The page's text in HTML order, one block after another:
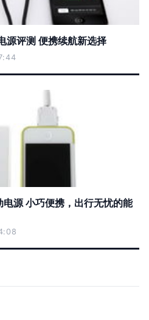
源评测 便携续航新选择
电源 小巧便携，出行无忧的能